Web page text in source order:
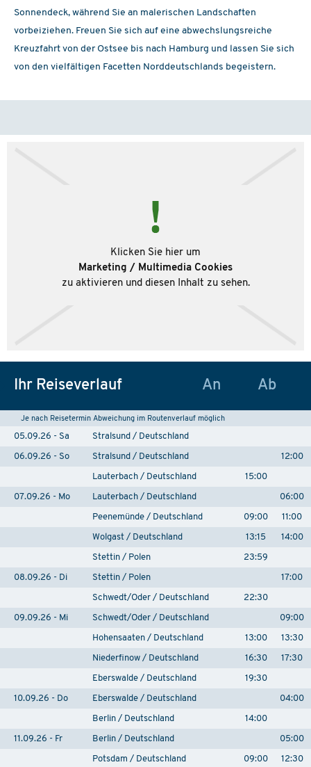
Sonnendeck, während Sie an malerischen Landschaften
vorbeiziehen. Freuen Sie sich auf eine abwechslungsreiche
Kreuzfahrt von der Ostsee bis nach Hamburg und lassen Sie sich
von den vielfältigen Facetten Norddeutschlands begeistern.
Klicken Sie hier um
Marketing / Multimedia Cookies
zu aktivieren und diesen Inhalt zu sehen.
Ihr Reiseverlauf An Ab
Je nach Reisetermin Abweichung im Routenverlauf möglich
05.09.26 - Sa Stralsund / Deutschland
06.09.26 - So Stralsund / Deutschland 12:00
Lauterbach / Deutschland 15:00
07.09.26 - Mo Lauterbach / Deutschland 06:00
Peenemünde / Deutschland 09:00 11:00
Wolgast / Deutschland 13:15 14:00
Stettin / Polen 23:59
08.09.26 - Di Stettin / Polen 17:00
Schwedt/Oder / Deutschland 22:30
09.09.26 - Mi Schwedt/Oder / Deutschland 09:00
Hohensaaten / Deutschland 13:00 13:30
Niederfinow / Deutschland 16:30 17:30
Eberswalde / Deutschland 19:30
10.09.26 - Do Eberswalde / Deutschland 04:00
Berlin / Deutschland 14:00
11.09.26 - Fr Berlin / Deutschland 05:00
Potsdam / Deutschland 09:00 12:30